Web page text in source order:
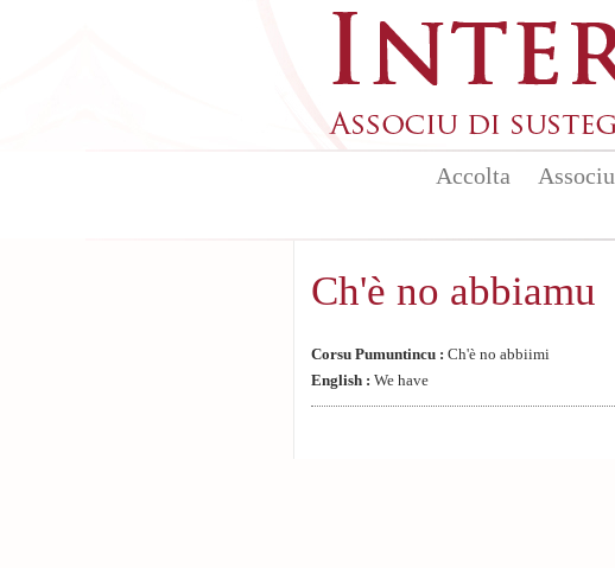
Accolta Associu
Ch'è no abbiamu
Corsu Pumuntincu : Ch'è no abbiimi
English : We have